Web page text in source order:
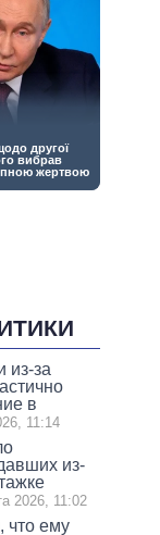
из-за
в
11:14
из-
2026, 11:02
что ему